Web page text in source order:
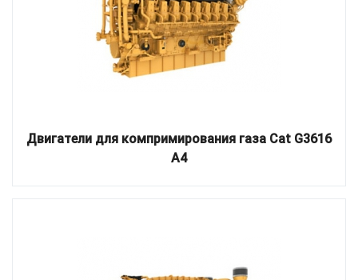
Двигатели для компримирования газа Cat G3616
A4